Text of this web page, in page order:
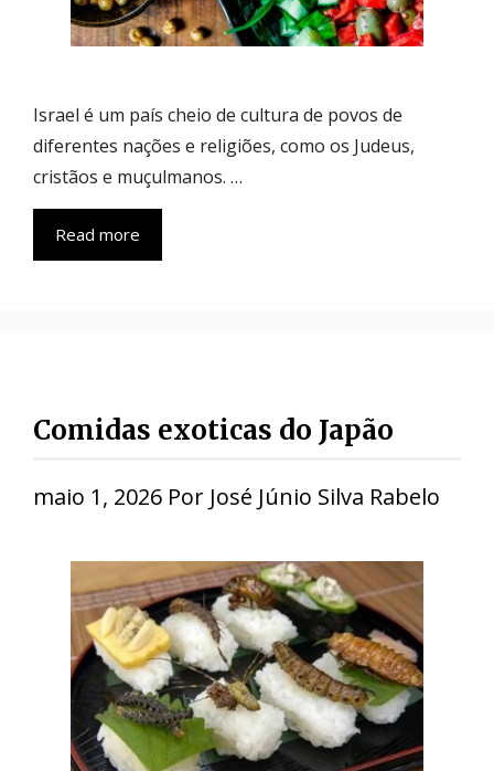
Israel é um país cheio de cultura de povos de
diferentes nações e religiões, como os Judeus,
cristãos e muçulmanos. …
Read more
Comidas exoticas do Japão
maio 1, 2026 Por José Júnio Silva Rabelo